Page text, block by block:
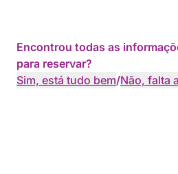
Encontrou todas as
para reservar?
Sim, está tudo bem/Não, falta